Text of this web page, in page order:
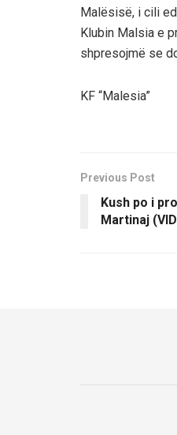
Malësisë, i cili
Klubin Malsia e
shpresojmë se
KF “Malesia”
Previous Post
Kush po i
Martinaj